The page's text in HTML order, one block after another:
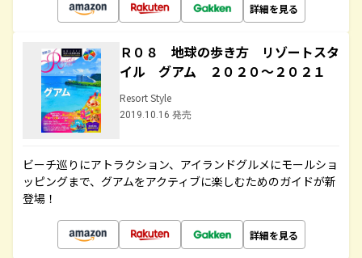
詳細を見る
Ｒ０８ 地球の歩き方 リゾートスタ
イル グアム ２０２０～２０２１
Resort Style
2019.10.16 発売
ビーチ巡りにアトラクション、アイランドグルメにモールショ
ッピングまで、グアムをアクティブに楽しむためのガイドが新
登場！
詳細を見る